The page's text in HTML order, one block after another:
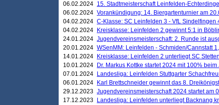
06.02.2024 15. Stadtmeisterschaft Leinfelden-
06.02.2024 Vorankündigung: 14. Biergartenturnier am
04.02.2024 C-Klasse: SC Leinfelden 3 - VfL Sindelfingen
04.02.2024
Kreisklasse: Leinfelden 2 gewinnt 5:1 in
24.01.2024 Jugendvereinsmeisterschaft: 2. Runde ist
20.01.2024 WSenMM: Leinfelden - Schmiden/Cannstatt
14.01.2024
Kreisklasse: Leinfelden 2 unterliegt SC
10.01.2024
Dr. Markus Kottke startet 2024 mit 100%
07.01.2024
Landesliga: Leinfelden Stuttgarter
06.01.2024
Karl Brettschneider gewinnt das 8.
29.12.2023 Jugendvereinsmeisterschaft 2024 startet am
17.12.2023
Landesliga: Leinfelden unterliegt Backnang